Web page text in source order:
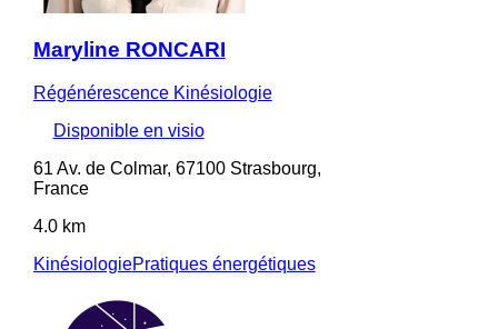
Maryline RONCARI
Régénérescence Kinésiologie
Disponible en visio
61 Av. de Colmar, 67100 Strasbourg,
France
4.0 km
KinésiologiePratiques énergétiques